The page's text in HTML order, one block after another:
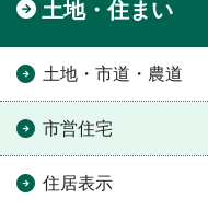
土地・住まい
土地・市道・農道
市営住宅
住居表示